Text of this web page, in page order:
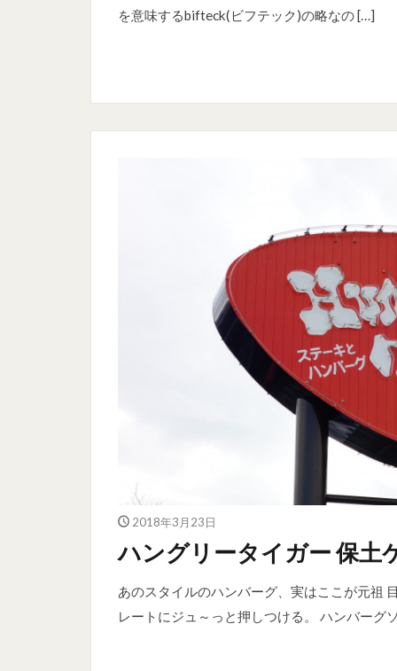
を意味するbifteck(ビフテック)の略なの […]
2018年3月23日
ハングリータイガー 保土
あのスタイルのハンバーグ、実はここが元祖
レートにジュ～っと押しつける。 ハンバーグ